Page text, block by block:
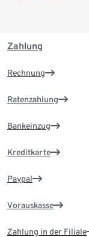
Zahlung
Rechnung
Ratenzahlung
Bankeinzug
Kreditkarte
Paypal
Vorauskasse
Zahlung in der Filiale